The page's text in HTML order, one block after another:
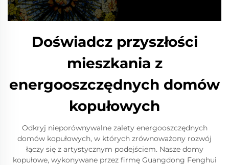
Doświadcz przyszłości
mieszkania z
energooszczędnych domów
kopułowych
Odkryj nieporównywalne zalety energooszczędnych
domów kopułowych, w których zrównoważony rozwój
łączy się z artystycznym podejściem. Nasze domy
kopułowe, wykonywane przez firmę Guangdong Fenghui